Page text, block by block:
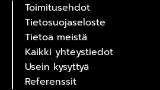
Toimitusehdot
Tietosuojaseloste
Tietoa meistä
Kaikki yhteystiedot
Usein kysyttyä
Referenssit